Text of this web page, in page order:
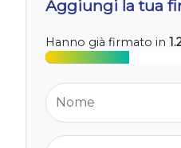
Aggiungi la tua
Hanno già firmato in
Nome
Cognome